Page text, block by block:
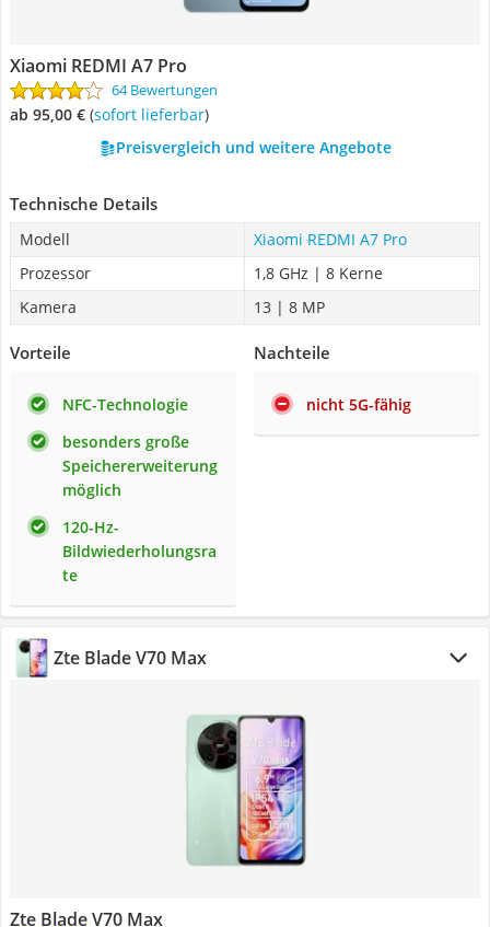
Xiaomi REDMI A7 Pro
64 Bewertungen
ab 95,00 € ( Sofort lieferbar)
Preisvergleich und weitere Angebote
Technische Details
Modell
Xiaomi REDMI A7 Pro
Prozessor
1,8 GHz | 8 Kerne
Kamera
13 | 8 MP
Vorteile
NFC-Technologie
besonders große
Speichererweiterung
möglich
120-Hz-
Bildwiederholungsra
te
Nachteile
nicht 5G-fähig
Zte Blade V70 Max
Zte Blade V70 Max